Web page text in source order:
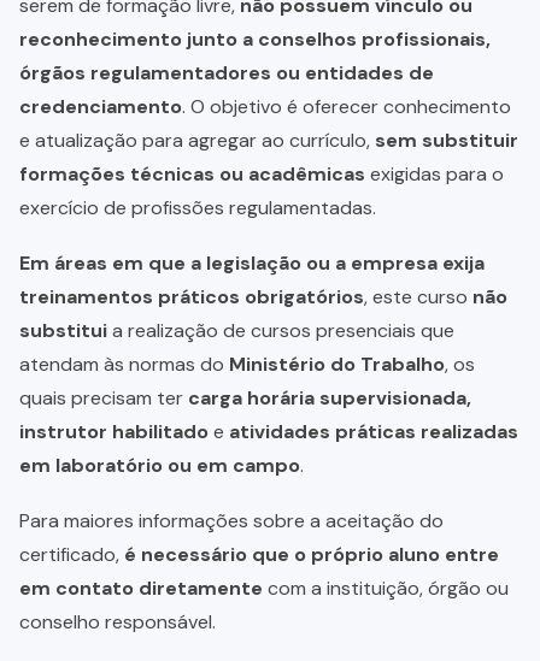
serem de formação livre, não possuem vínculo ou
reconhecimento junto a conselhos profissionais,
órgãos regulamentadores ou entidades de
credenciamento. O objetivo é oferecer conhecimento
e atualização para agregar ao currículo, sem substituir
formações técnicas ou acadêmicas exigidas para o
exercício de profissões regulamentadas.
Em áreas em que a legislação ou a empresa exija
treinamentos práticos obrigatórios, este curso não
substituia realização de cursos presenciais que
atendam às normas do Ministério do Trabalho, os
quais precisam ter carga horária supervisionada,
instrutor habilitadoe atividades práticas realizadas
em laboratório ou em campo.
Para maiores informações sobre a aceitação do
certificado, é necessário que o próprio aluno entre
em contato diretamente com a instituição, órgão ou
conselho responsável.